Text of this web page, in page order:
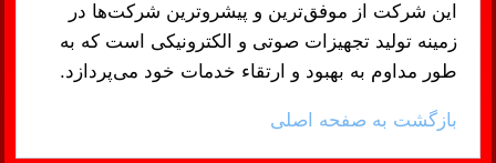
این شرکت از موفق‌ترین و پیشروترین شرکت‌ها در
زمینه تولید تجهیزات صوتی و الکترونیکی است که به
طور مداوم به بهبود و ارتقاء خدمات خود می‌پردازد.
بازگشت به صفحه اصلی